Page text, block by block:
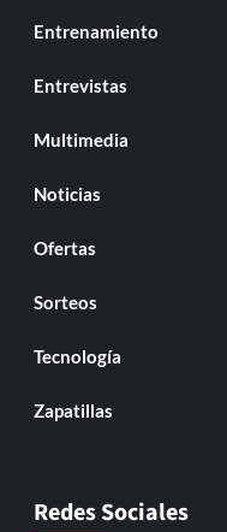
Entrenamiento
Entrevistas
Multimedia
Noticias
Ofertas
Sorteos
Tecnología
Zapatillas
Redes Sociales